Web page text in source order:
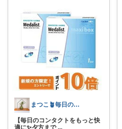
まつこ🪴毎日のくらし、ちょっと心地よく
【毎日のコンタクトをもっと快
適に✨夕方まで ...